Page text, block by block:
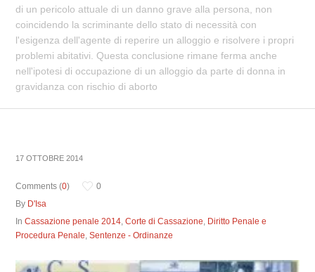
di un pericolo attuale di un danno grave alla persona, non
coincidendo la scriminante dello stato di necessità con
l'esigenza dell'agente di reperire un alloggio e risolvere i propri
problemi abitativi. Questa conclusione rimane ferma anche
nell'ipotesi di occupazione di un alloggio da parte di donna in
gravidanza con rischio di aborto
17 OTTOBRE 2014
Comments (0)
0
By D'Isa
InCassazione penale 2014,Corte di Cassazione, Diritto Penale e
Procedura Penale,Sentenze - Ordinanze